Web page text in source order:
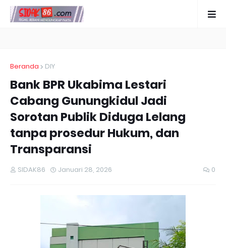
Beranda DIY
Bank BPR Ukabima Lestari
Cabang Gunungkidul Jadi
Sorotan Publik Diduga Lelang
tanpa prosedur Hukum, dan
Transparansi
SIDAK86 Januari 28, 2026 0